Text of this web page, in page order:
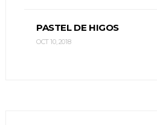
PASTEL DE HIGOS
OCT 10, 2018